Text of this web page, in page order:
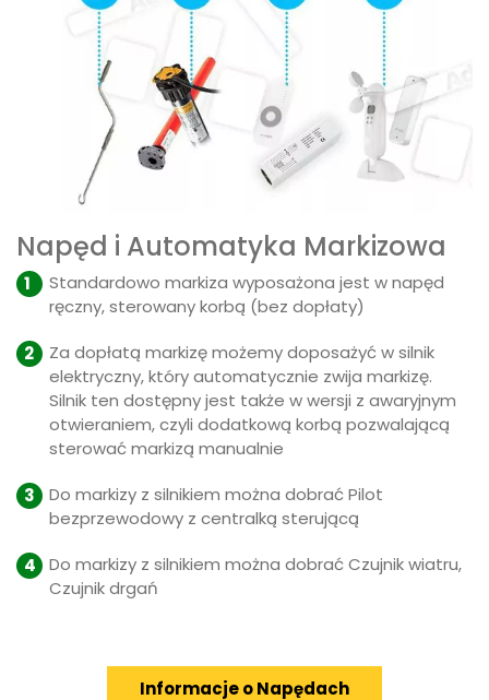
Napęd i Automatyka Markizowa
Standardowo markiza wyposażona jest w napęd
ręczny, sterowany korbą (bez dopłaty)
Za dopłatą markizę możemy doposażyć w silnik
elektryczny, który automatycznie zwija markizę.
Silnik ten dostępny jest także w wersji z awaryjnym
otwieraniem, czyli dodatkową korbą pozwalającą
sterować markizą manualnie
Do markizy z silnikiem można dobrać Pilot
bezprzewodowy z centralką sterującą
Do markizy z silnikiem można dobrać Czujnik wiatru,
Czujnik drgań
Informacje o Napędach